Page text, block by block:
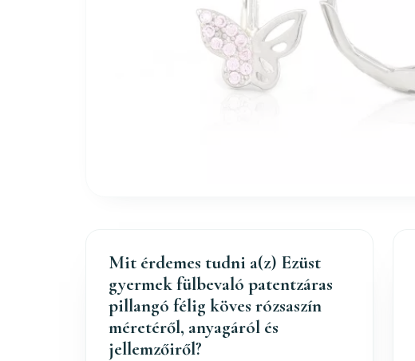
Mit érdemes tudni a(z) Ezüst
gyermek fülbevaló patentzáras
pillangó félig köves rózsaszín
méretéről, anyagáról és
jellemzőiről?